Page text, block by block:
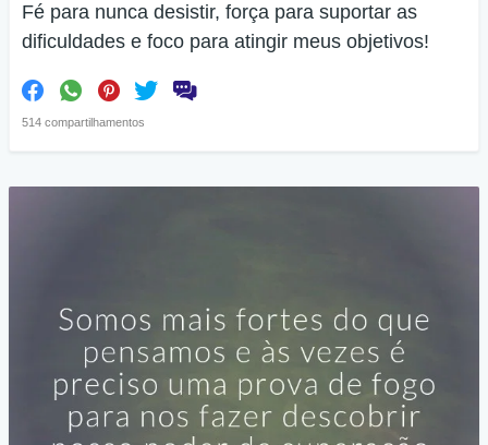
Fé para nunca desistir, força para suportar as
dificuldades e foco para atingir meus objetivos!
514 compartilhamentos